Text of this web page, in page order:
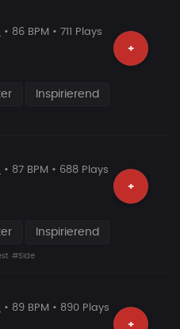
+
• 86 BPM • 711 Plays
Inspirierend
+
• 87 BPM • 688 Plays
Inspirierend
#Side
+
• 89 BPM • 890 Plays